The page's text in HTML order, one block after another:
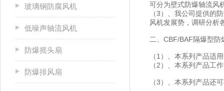
玻璃钢防腐风机
低噪声轴流风机
防爆摇头扇
防爆排风扇
可分为壁式防爆轴流风
（3）、我公司提供的
风机发展势，调研分析
二、CBF/BAF隔爆型
（1）、本系列产品适
（2）、本系列产品工
（3）、本系列产品还